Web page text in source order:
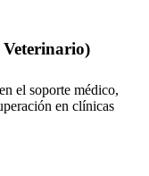
el soporte médico,
en clínicas